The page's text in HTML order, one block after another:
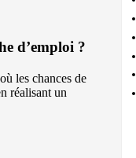
d’emploi ?
les chances de
réalisant un